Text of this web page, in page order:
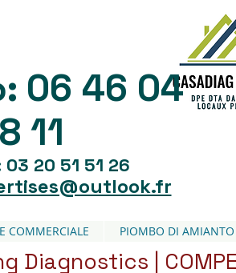
06 46 04
11
20 51 51 26
COMMERCIALE PIOMBO DI AMIANTO
Diagnostics |